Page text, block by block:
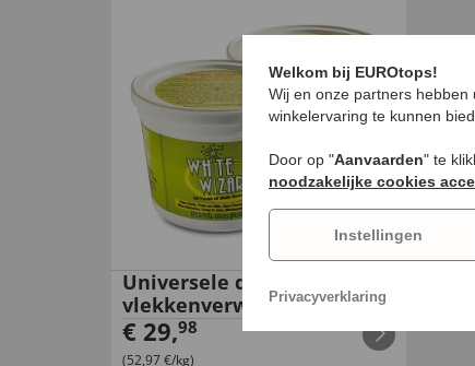
Universele droge
vlekkenverwijderaar
€ 29,98
(52,97 €/kg)
Welkom bij EUROtops!
Wij en onze partners
winkelervaring te kunnen
Door op "Aanvaarden" te
noodzakelijke cookies
Instellingen
Privacyverklaring